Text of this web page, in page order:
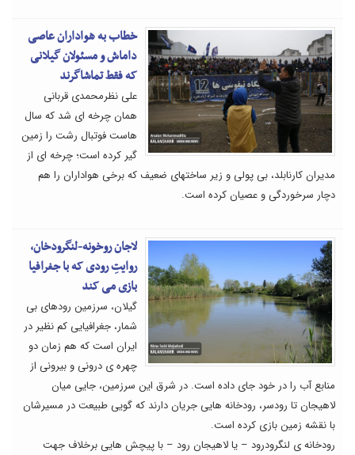
خطاب به هواداران عاصی
داماش و مسئولان گیلانی
که فقط تماشاگرند
علی نظرمحمدی قربانی
همان چرخه ای شد که سال
هاست فوتبال رشت را زمین
گیر کرده است؛ چرخه ای از
مدیران کارنابلد، بی پولی و زیر ساختهای ضعیف که برخی هواداران را هم
دچار سرخوردگی و عصیان کرده است.
لاجان روخونه-لنگرودخان،
روایتِ رودی که با جغرافیا
بازی می کند
گیلان، سرزمین رودهای بی
شمار، جغرافیایی کم نظیر در
ایران است که هم زمان دو
چهره ی درونی و بیرونی از
منابع آب را در خود جای داده است. در شرق این سرزمین، جایی میان
لاهیجان تا رودسر، رودخانه هایی جریان دارند که گویی طبیعت در مسیرشان
با نقشه زمین بازی کرده است.
رودخانه ی لنگرودرود – یا لاهیجان رود – با پیچش هایی برخلاف جهت